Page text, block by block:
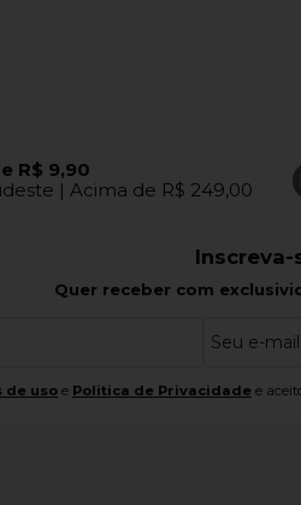
R$ 9,90
| Acima de R$ 249,00
Inscreva-
Quer receber com
de uso e Politica de Privacidade e